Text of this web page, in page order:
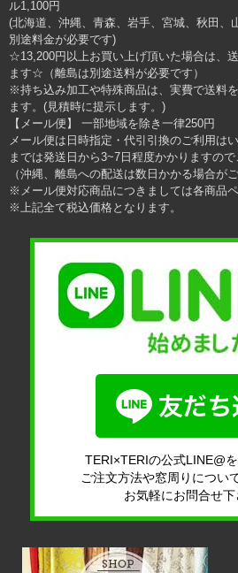
ル1,100円
(北海道、沖縄、青森、岩手、宮城、秋田、
別途料金が必要です)
☆13,200円以上お買い上げ頂いた場合は、
ます☆（離島は別途送料が必要です）
※持ち込み加工や特殊商品は、実費で送料
ます。(見積時に提示します。)
【メール便】 一部地域を除き一律250円
メール便は日時指定・代引引換のご利用は
までは発送日から3~7日程度かかりますの
（沖縄、離島への配送は数日かかる場合が
※メール便対応商品につきましては各商品
※上記全て税込価格となります。
TERI×TERIの公式LINE@を
ご注文方法や窓周りについ
お気軽にお問合せ下